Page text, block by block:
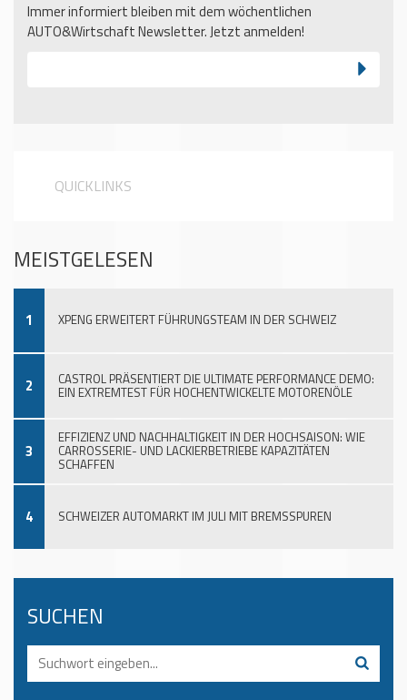
Immer informiert bleiben mit dem wöchentlichen
AUTO&Wirtschaft Newsletter. Jetzt anmelden!
QUICKLINKS
MEISTGELESEN
1 XPENG ERWEITERT FÜHRUNGSTEAM IN DER SCHWEIZ
2 CASTROL PRÄSENTIERT DIE ULTIMATE PERFORMANCE DEMO:
EIN EXTREMTEST FÜR HOCHENTWICKELTE MOTORENÖLE
3
EFFIZIENZ UND NACHHALTIGKEIT IN DER HOCHSAISON: WIE
CARROSSERIE- UND LACKIERBETRIEBE KAPAZITÄTEN
SCHAFFEN
4 SCHWEIZER AUTOMARKT IM JULI MIT BREMSSPUREN
SUCHEN